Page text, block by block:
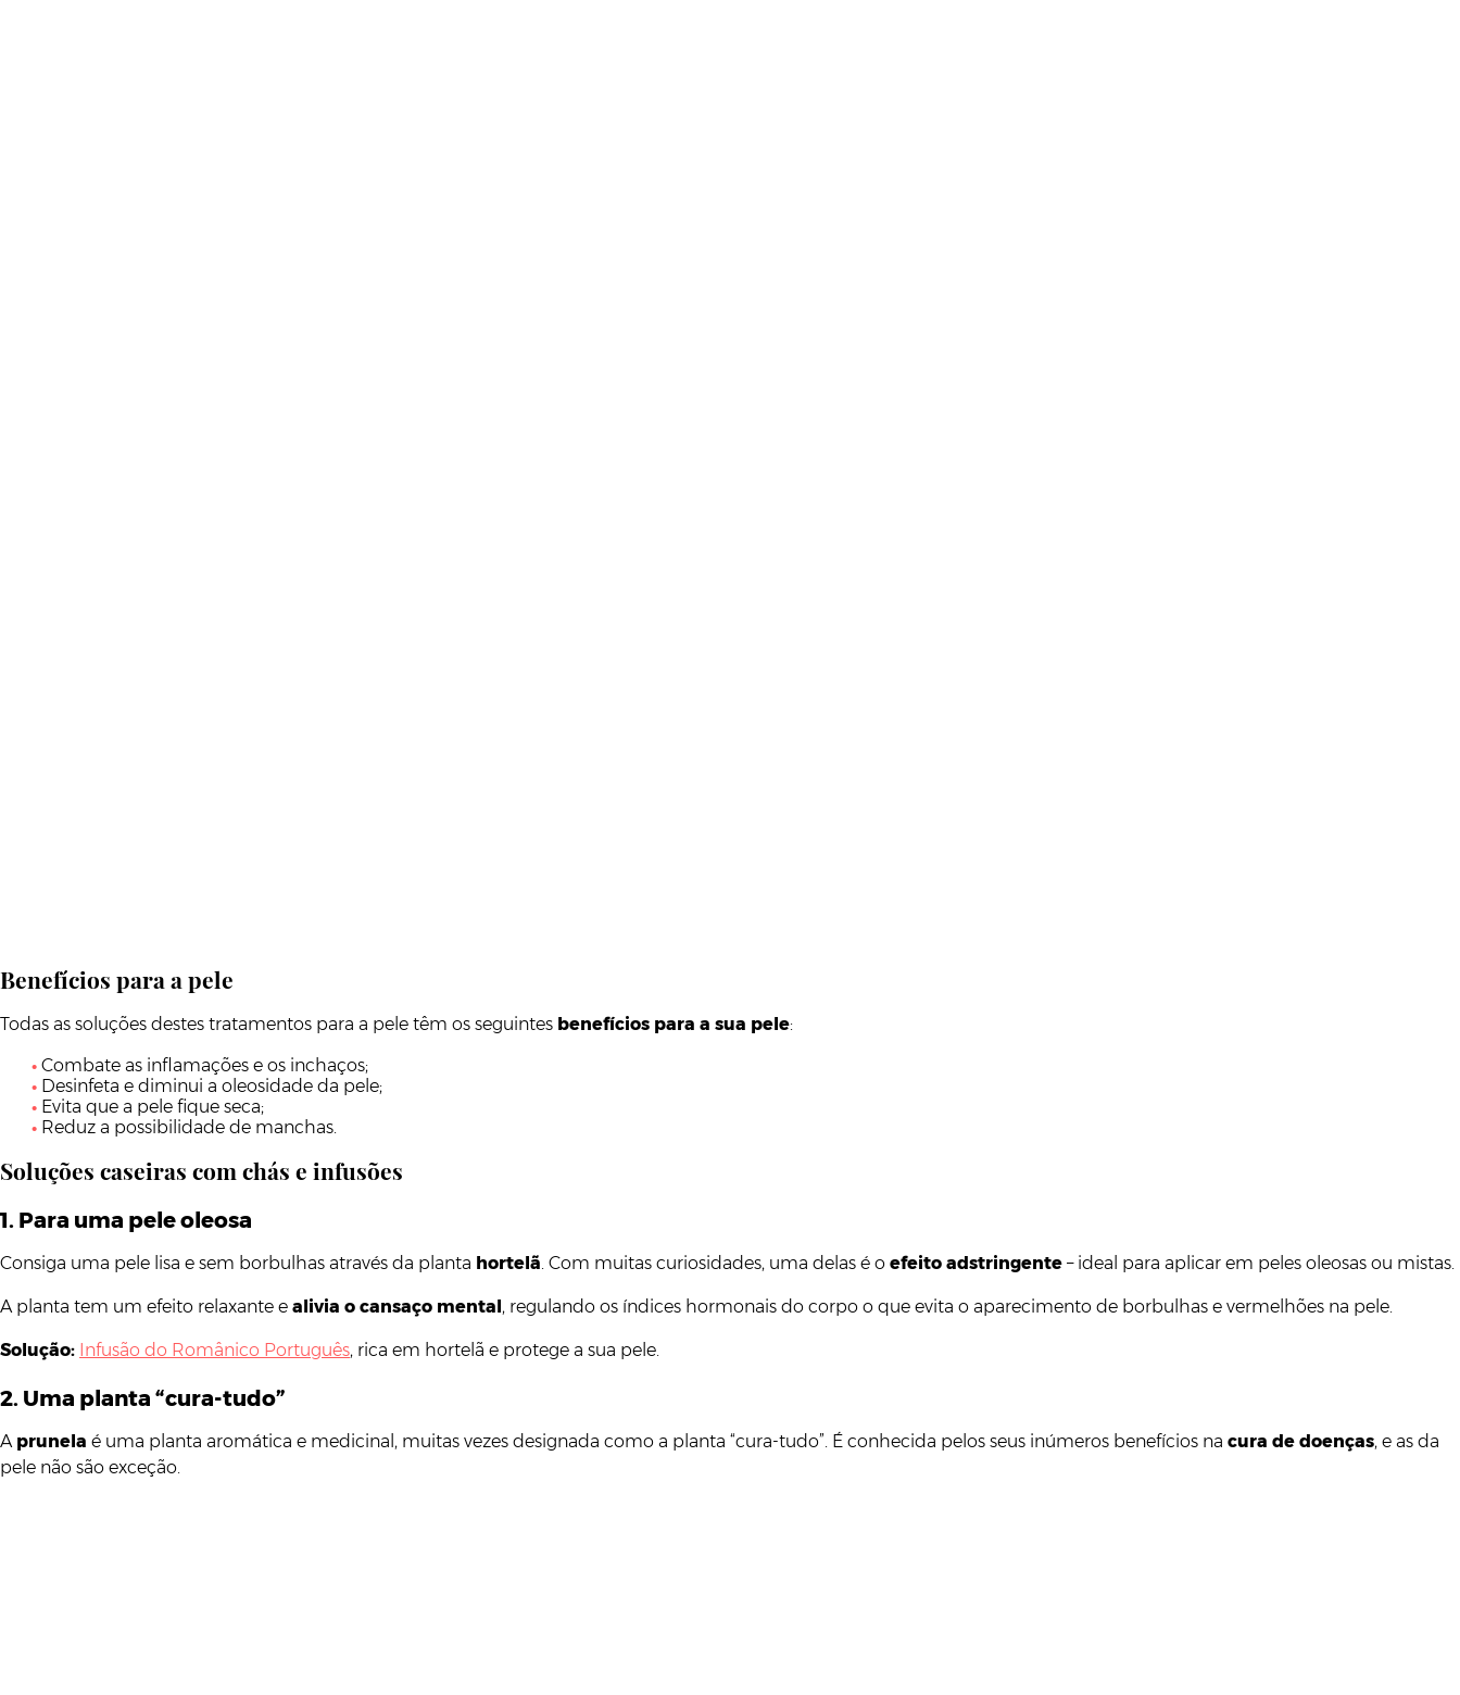
Benefícios para a pele
Todas as soluções destes tratamentos para a pele têm os seguintes benefícios para a sua pele:
Combate as inflamações e os inchaços;
Desinfeta e diminui a oleosidade da pele;
Evita que a pele fique seca;
Reduz a possibilidade de manchas.
Soluções caseiras com chás e infusões
1. Para uma pele oleosa
Consiga uma pele lisa e sem borbulhas através da planta hortelã. Com muitas curiosidades, uma delas é o efeito adstringente – ideal para aplicar em peles oleosas ou mistas.
A planta tem um efeito relaxante e alivia o cansaço mental, regulando os índices hormonais do corpo o que evita o aparecimento de borbulhas e vermelhões na pele.
Solução: Infusão do Românico Português, rica em hortelã e protege a sua pele.
2. Uma planta “cura-tudo”
A prunela é uma planta aromática e medicinal, muitas vezes designada como a planta “cura-tudo”. É conhecida pelos seus inúmeros benefícios na cura de doenças, e as da
pele não são exceção.